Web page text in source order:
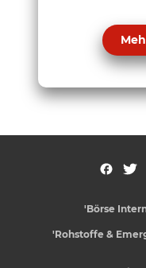
'Börse
'Rohstoffe &